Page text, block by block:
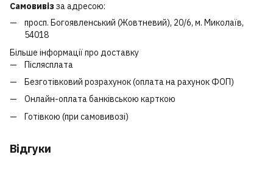
Самовивізза адресою:
просп. Богоявленський (Жовтневий), 20/6, м. Миколаїв,
54018
Більше інформації про доставку
Післясплата
Безготівковий розрахунок (оплата на рахунок ФОП)
Онлайн-оплата банківською карткою
Готівкою (при самовивозі)
Відгуки